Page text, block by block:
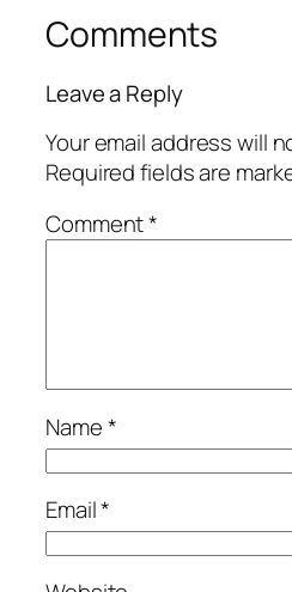
Comments
Leave a Reply
Your email address will
Required fields are
Comment*
Name*
Email*